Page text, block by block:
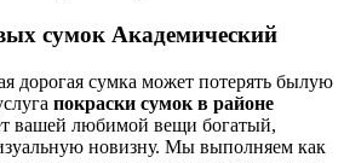
сумок Академический
дорогая сумка может потерять былую
покраски сумок в районе
вашей любимой вещи богатый,
новизну. Мы выполняем как